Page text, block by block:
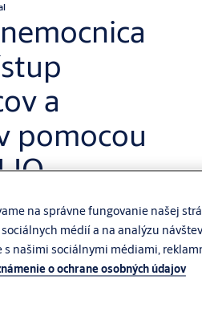
a
pomocou
na správne fungovanie našej
médií a na analýzu
s našimi sociálnymi médiami,
o ochrane osobných údajov